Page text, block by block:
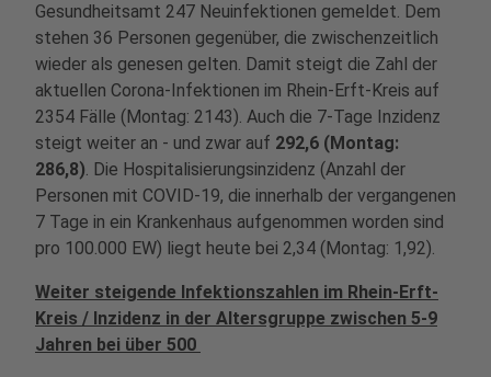
Gesundheitsamt 247 Neuinfektionen gemeldet. Dem
stehen 36 Personen gegenüber, die zwischenzeitlich
wieder als genesen gelten. Damit steigt die Zahl der
aktuellen Corona-Infektionen im Rhein-Erft-Kreis auf
2354 Fälle (Montag: 2143). Auch die 7-Tage Inzidenz
steigt weiter an - und zwar auf 292,6 (Montag:
286,8). Die Hospitalisierungsinzidenz (Anzahl der
Personen mit COVID-19, die innerhalb der vergangenen
7 Tage in ein Krankenhaus aufgenommen worden sind
pro 100.000 EW) liegt heute bei 2,34 (Montag: 1,92).
Weiter steigende Infektionszahlen im Rhein-Erft-
Kreis / Inzidenz in der Altersgruppe zwischen 5-9
Jahren bei über 500